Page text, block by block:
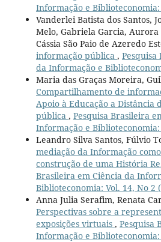
Informação e Biblioteconomia:
Vanderlei Batista dos Santos,
Melo, Gabriela Garcia, Aurora
Cássia São Paio de Azeredo
informação pública , Pesquisa
da Informação e
Maria das Graças Moreira,
Compartilhamento de
Apoio à Educação a Distância
pública , Pesquisa Brasileira
Informação e Biblioteconomia:
Leandro Silva Santos, Fúlvio
mediação da Informação
construção de uma História
Brasileira em Ciência da
Biblioteconomia: Vol. 14, No 2
Anna Julia Serafim, Renata
Perspectivas sobre a
exposições virtuais , Pesquisa
Informação e Biblioteconomia: